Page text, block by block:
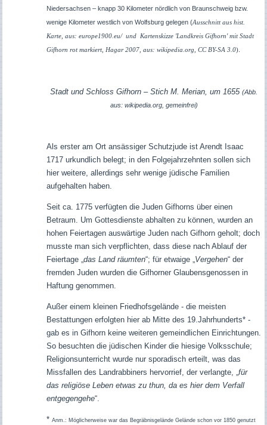
Niedersachsen – knapp 30 Kilometer nördlich von Braunschweig bzw.
wenige Kilometer westlich von Wolfsburg gelegen (Ausschnitt aus hist.
Karte, aus: europe1900.eu/ und Kartenskizze 'Landkreis Gifhorn' mit Stadt
Gifhorn rot markiert, Hagar 2007, aus: wikipedia.org, CC BY-SA 3.0).
Stadt und Schloss Gifhorn – Stich M. Merian, um 1655(Abb.
aus: wikipedia.org, gemeinfrei)
Als erster am Ort ansässiger Schutzjude ist Arendt Isaac
1717 urkundlich belegt; in den Folgejahrzehnten sollen sich
hier weitere, allerdings sehr wenige jüdische Familien
aufgehalten haben.
Seit ca. 1775 verfügten die Juden Gifhorns über einen
Betraum. Um Gottesdienste abhalten zu können, wurden an
hohen Feiertagen auswärtige Juden nach Gifhorn geholt; doch
musste man sich verpflichten, dass diese nach Ablauf der
Feiertage „ das Land räumten“; für etwaige „ Vergehen“ der
fremden Juden wurden die Gifhorner Glaubensgenossen in
Haftung genommen.
Außer einem kleinen Friedhofsgelände - die meisten
Bestattungen erfolgten hier ab Mitte des 19.Jahrhunderts* -
gab es in Gifhorn keine weiteren gemeindlichen Einrichtungen.
So besuchten die jüdischen Kinder die hiesige Volksschule;
Religionsunterricht wurde nur sporadisch erteilt, was das
Missfallen des Landrabbiners hervorrief, der verlangte, „ für
das religiöse Leben etwas zu thun, da es hier dem Verfall
entgegengehe“.
* Anm.: Möglicherweise war das Begräbnisgelände Gelände schon vor 1850 genutzt